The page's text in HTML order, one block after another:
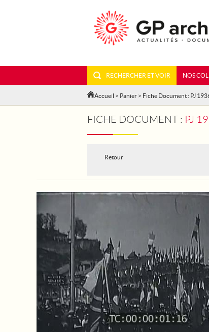
RECHERCHER ET VOIR NOS
Accueil > Panier > Fiche Document : PJ
FICHE DOCUMENT : PJ
Retour